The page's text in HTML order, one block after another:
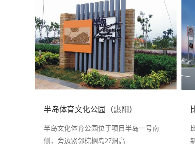
半岛体育文化公园（惠阳）
半岛文化体育公园位于项目半岛一号南
侧，旁边紧邻棕榈岛27洞高...